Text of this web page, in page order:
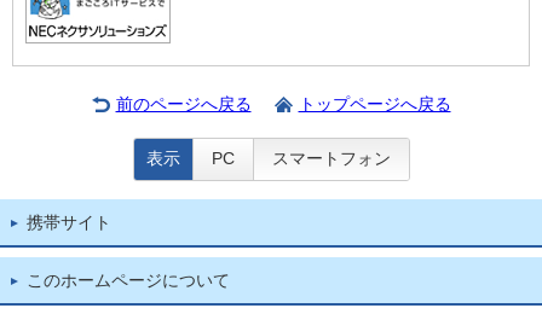
前のページへ戻る トップページへ戻る
表示 PC スマートフォン
携帯サイト
このホームページについて